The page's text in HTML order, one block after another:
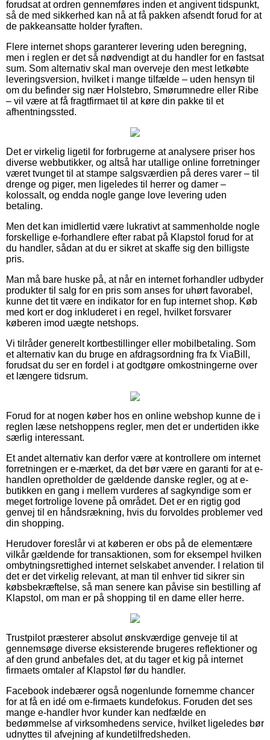
forudsat at ordren gennemføres inden et angivent tidspunkt,
så de med sikkerhed kan nå at få pakken afsendt forud for at
de pakkeansatte holder fyraften.
Flere internet shops garanterer levering uden beregning,
men i reglen er det så nødvendigt at du handler for en fastsat
sum. Som alternativ skal man overveje den mest letkøbte
leveringsversion, hvilket i mange tilfælde – uden hensyn til
om du befinder sig nær Holstebro, Smørumnedre eller Ribe
– vil være at få fragtfirmaet til at køre din pakke til et
afhentningssted.
Det er virkelig ligetil for forbrugerne at analysere priser hos
diverse webbutikker, og altså har utallige online forretninger
været tvunget til at stampe salgsværdien på deres varer – til
drenge og piger, men ligeledes til herrer og damer –
kolossalt, og endda nogle gange love levering uden
betaling.
Men det kan imidlertid være lukrativt at sammenholde nogle
forskellige e-forhandlere efter rabat på Klapstol forud for at
du handler, sådan at du er sikret at skaffe sig den billigste
pris.
Man må bare huske på, at når en internet forhandler udbyder
produkter til salg for en pris som anses for uhørt favorabel,
kunne det tit være en indikator for en fup internet shop. Køb
med kort er dog inkluderet i en regel, hvilket forsvarer
køberen imod uægte netshops.
Vi tilråder generelt kortbestillinger eller mobilbetaling. Som
et alternativ kan du bruge en afdragsordning fra fx ViaBill,
forudsat du ser en fordel i at godtgøre omkostningerne over
et længere tidsrum.
Forud for at nogen køber hos en online webshop kunne de i
reglen læse netshoppens regler, men det er undertiden ikke
særlig interessant.
Et andet alternativ kan derfor være at kontrollere om internet
forretningen er e-mærket, da det bør være en garanti for at e-
handlen opretholder de gældende danske regler, og at e-
butikken en gang i mellem vurderes af sagkyndige som er
meget fortrolige lovene på området. Det er en rigtig god
genvej til en håndsrækning, hvis du forvoldes problemer ved
din shopping.
Herudover foreslår vi at køberen er obs på de elementære
vilkår gældende for transaktionen, som for eksempel hvilken
ombytningsrettighed internet selskabet anvender. I relation til
det er det virkelig relevant, at man til enhver tid sikrer sin
købsbekræftelse, så man senere kan påvise sin bestilling af
Klapstol, om man er på shopping til en dame eller herre.
Trustpilot præsterer absolut ønskværdige genveje til at
gennemsøge diverse eksisterende brugeres reflektioner og
af den grund anbefales det, at du tager et kig på internet
firmaets omtaler af Klapstol før du handler.
Facebook indebærer også nogenlunde fornemme chancer
for at få en idé om e-firmaets kundefokus. Foruden det ses
mange e-handler hvor kunder kan nedfælde en
bedømmelse af virksomhedens service, hvilket ligeledes bør
udnyttes til afvejning af kundetilfredsheden.